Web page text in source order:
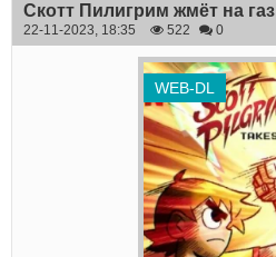
Скотт Пилигрим жмёт на газ
22-11-2023, 18:35 522 0
WEB-DL